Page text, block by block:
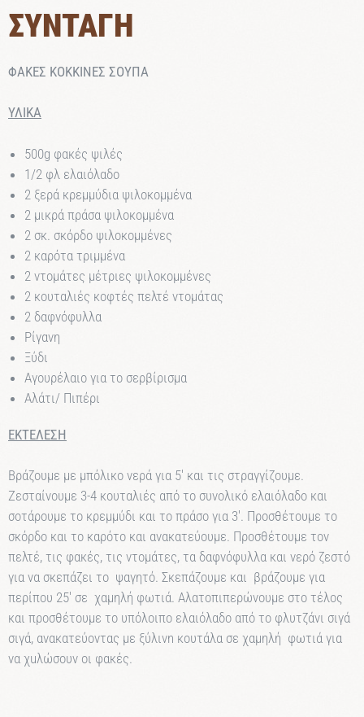
ΣΥΝΤΑΓΗ
ΦΑΚΕΣ ΚΟΚΚΙΝΕΣ ΣΟΥΠΑ
ΥΛΙΚΑ
500g φακές ψιλές
1/2 φλ ελαιόλαδο
2 ξερά κρεμμύδια ψιλοκομμένα
2 μικρά πράσα ψιλοκομμένα
2 σκ. σκόρδο ψιλοκομμένες
2 καρότα τριμμένα
2 ντομάτες μέτριες ψιλοκομμένες
2 κουταλιές κοφτές πελτέ vτομάτας
2 δαφνόφυλλα
Ρίγανη
Ξύδι
Αγουρέλαιο για το σερβίρισμα
Αλάτι/ Πιπέρι
ΕΚΤΕΛΕΣΗ
Βράζουμε με μπόλικο νερά για 5′ και τις στραγγίζουμε.
Ζεσταίνουμε 3-4 κουταλιές από το συνολικό ελαιόλαδο και
σοτάρουμε το κρεμμύδι και το πράσο για 3′. Προσθέτουμε το
σκόρδο και το καρότο και ανακατεύουμε. Προσθέτουμε τον
πελτέ, τις φακές, τις ντομάτες, τα δαφνόφυλλα και νερό ζεστό
για να σκεπάζει το ψαγητό. Σκεπάζουμε και βράζουμε για
περίπου 25′ σε χαμηλή φωτιά. Αλατοπιπερώvουμε στο τέλος
και προσθέτουμε το υπόλοιπο ελαιόλαδο από το φλυτζάvι σιγά
σιγά, ανακατεύοντας με ξύλινn κουτάλα σε χαμηλή φωτιά για
να χuλώσουν οι φακές.